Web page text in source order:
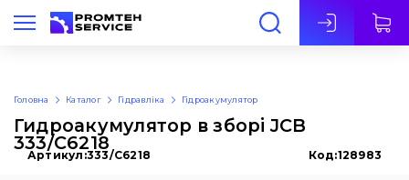
Укр
Головна Каталог Гідравліка Гідроакумулятор
Гидроакумулятор в зборі JCB
333/C6218
Артикул:333/C6218 Код:128983